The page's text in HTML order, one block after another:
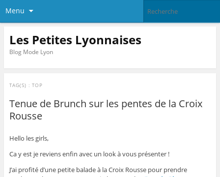
Menu
Les Petites Lyonnaises
Blog Mode Lyon
TAG(S) : TOP
Tenue de Brunch sur les pentes de la Croix
Rousse
Hello les girls,
Ca y est je reviens enfin avec un look à vous présenter !
J’ai profité d’une petite balade à la Croix Rousse pour prendre